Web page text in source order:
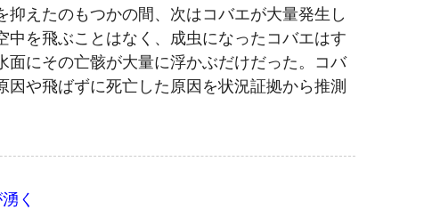
抑えたのもつかの間、次はコバエが大量発生し
中を飛ぶことはなく、成虫になったコバエはす
面にその亡骸が大量に浮かぶだけだった。コバ
因や飛ばずに死亡した原因を状況証拠から推測
く